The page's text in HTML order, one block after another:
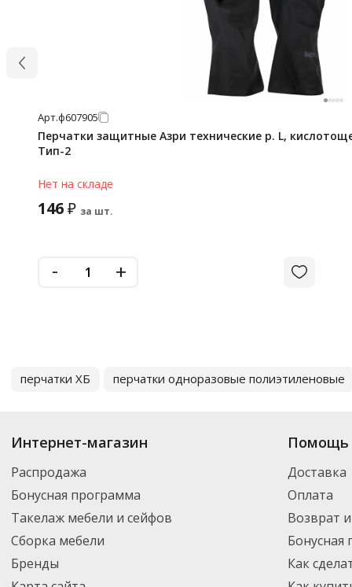
Арт.ф607905
Перчатки защитные Азри технические р. L,
Тип-2
Нет на складе
146₽ за шт.
- +
перчатки ХБ перчатки одноразовые полиэтиленовые
Интернет-магазин
Распродажа
Бонусная программа
Такелаж мебели и сейфов
Сборка мебели
Бренды
Помощь
Доставка
Оплата
Возврат
Бонусная
Как